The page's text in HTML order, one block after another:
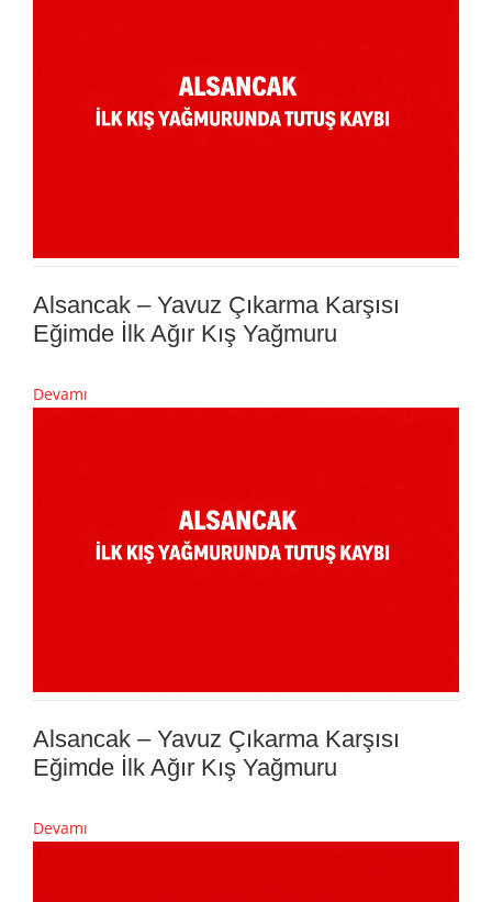
Alsancak – Yavuz Çıkarma Karşısı
Eğimde İlk Ağır Kış Yağmuru
Devamı
Alsancak – Yavuz Çıkarma Karşısı
Eğimde İlk Ağır Kış Yağmuru
Devamı